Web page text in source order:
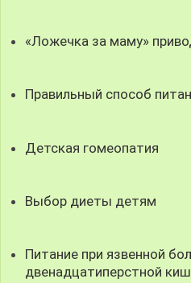
«Ложечка за маму»
Правильный способ
Детская гомеопатия
Выбор диеты детям
Питание при язвенной
двенадцатиперстной